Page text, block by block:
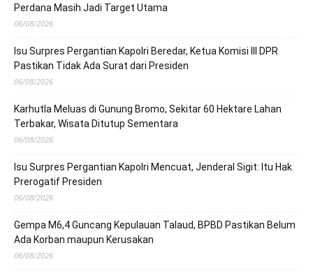
Perdana Masih Jadi Target Utama
06/08/2026
Isu Surpres Pergantian Kapolri Beredar, Ketua Komisi III DPR
Pastikan Tidak Ada Surat dari Presiden
06/08/2026
Karhutla Meluas di Gunung Bromo, Sekitar 60 Hektare Lahan
Terbakar, Wisata Ditutup Sementara
06/08/2026
Isu Surpres Pergantian Kapolri Mencuat, Jenderal Sigit: Itu Hak
Prerogatif Presiden
06/08/2026
Gempa M6,4 Guncang Kepulauan Talaud, BPBD Pastikan Belum
Ada Korban maupun Kerusakan
06/08/2026